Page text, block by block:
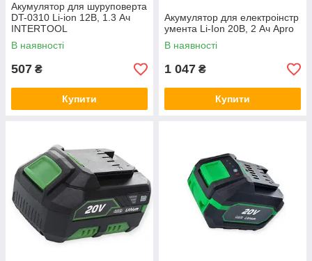
Акумулятор для шуруповерта
DT-0310 Li-ion 12В, 1.3 Ач
INTERTOOL
В наявності
507 ₴
Купити
Акумулятор для електроінстр
умента Li-Ion 20В, 2 Ач Apro
В наявності
1 047 ₴
Купити